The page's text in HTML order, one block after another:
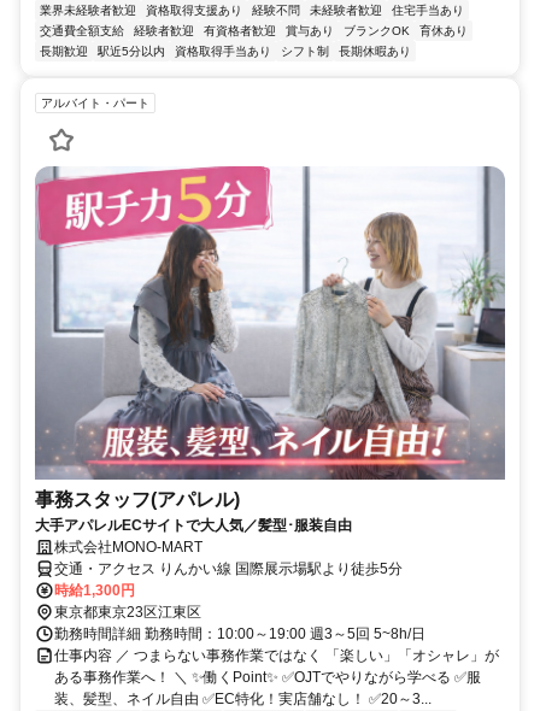
業界未経験者歓迎 資格取得支援あり 経験不問 未経験者歓迎
住宅手当あり
交通費全額支給
経験者歓迎 有資格者歓迎 賞与あり ブランクOK
育休あり
長期歓迎
駅近5分以内 資格取得手当あり シフト制 長期休暇あり
アルバイト・パート
事務スタッフ(アパレル)
大手アパレルECサイトで大人気／髪型･服装自由
株式会社MONO‐MART
交通・アクセス りんかい線 国際展示場駅より徒歩5分
時給1,300円
東京都東京23区江東区
勤務時間詳細 勤務時間：10:00～19:00 週3～5回 5~8h/日
仕事内容 ／ つまらない事務作業ではなく 「楽しい」「オシャレ」が
ある事務作業へ！ ＼ ✨働くPoint✨ ✅OJTでやりながら学べる ✅服
装、髪型、ネイル自由 ✅EC特化！実店舗なし！ ✅20～3...